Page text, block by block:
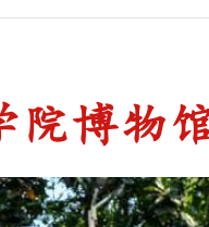
院博物